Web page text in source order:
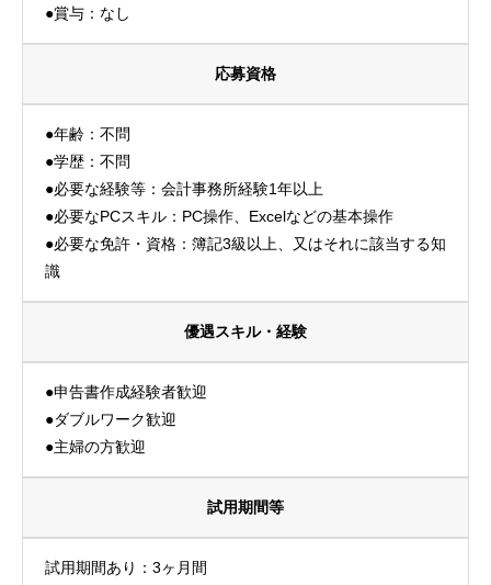
●賞与：なし
応募資格
●年齢：不問
●学歴：不問
●必要な経験等：会計事務所経験1年以上
●必要なPCスキル：PC操作、Excelなどの基本操作
●必要な免許・資格：簿記3級以上、又はそれに該当する知
識
優遇スキル・経験
●申告書作成経験者歓迎
●ダブルワーク歓迎
●主婦の方歓迎
試用期間等
試用期間あり：3ヶ月間